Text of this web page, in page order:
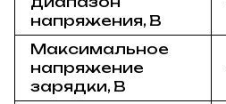
напряжения, В
Максимальное
напряжение
зарядки, В